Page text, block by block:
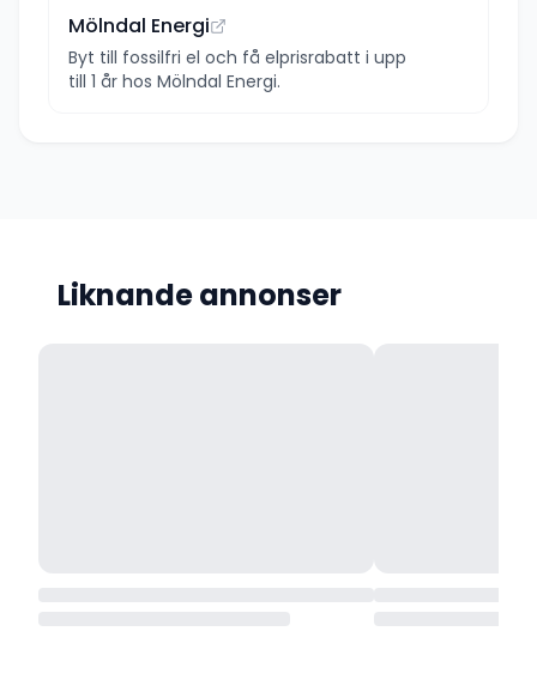
Mölndal Energi
Byt till fossilfri el och få elprisrabatt i upp
till 1 år hos Mölndal Energi.
Liknande annonser